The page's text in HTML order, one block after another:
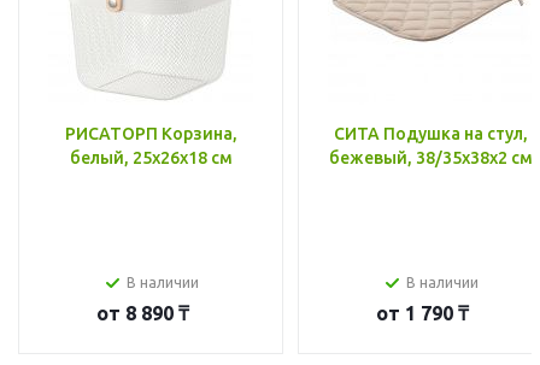
РИСАТОРП Корзина,
белый, 25x26x18 см
В наличии
от 8 890 ₸
СИТА Подушка на стул,
бежевый, 38/35x38x2 см
В наличии
от 1 790 ₸